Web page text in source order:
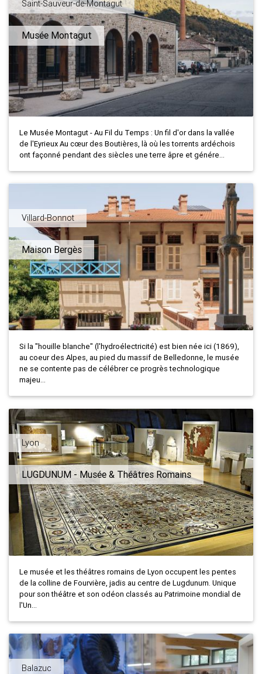
Saint-Sauveur-de-Montagut
Musée Montagut
Le Musée Montagut - Au Fil du Temps : Un fil d'or dans la vallée
de l'Eyrieux Au cœur des Boutières, là où les torrents ardéchois
ont façonné pendant des siècles une terre âpre et génére...
Villard-Bonnot
Maison Bergès
Si la "houille blanche" (l'hydroélectricité) est bien née ici (1869),
au coeur des Alpes, au pied du massif de Belledonne, le musée
ne se contente pas de célébrer ce progrès technologique
majeu...
Lyon
LUGDUNUM - Musée & Théâtres Romains
Le musée et les théâtres romains de Lyon occupent les pentes
de la colline de Fourvière, jadis au centre de Lugdunum. Unique
pour son théâtre et son odéon classés au Patrimoine mondial de
l'Un...
Balazuc